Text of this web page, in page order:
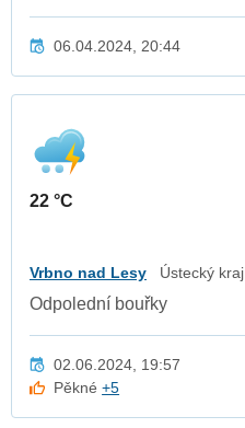
06.04.2024, 20:44
22 °C
Vrbno nad Lesy Ústecký kraj
Odpolední bouřky
02.06.2024, 19:57
Pěkné+5